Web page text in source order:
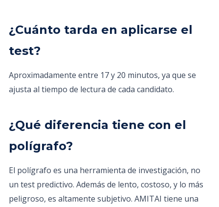
¿Cuánto tarda en aplicarse el
test?
Aproximadamente entre 17 y 20 minutos, ya que se
ajusta al tiempo de lectura de cada candidato.
¿Qué diferencia tiene con el
polígrafo?
El polígrafo es una herramienta de investigación, no
un test predictivo. Además de lento, costoso, y lo más
peligroso, es altamente subjetivo. AMITAI tiene una